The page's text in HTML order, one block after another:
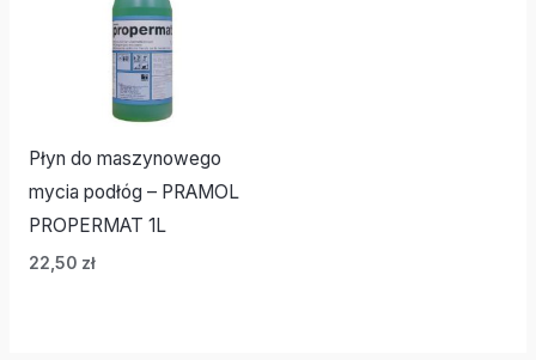
Płyn do maszynowego
mycia podłóg – PRAMOL
PROPERMAT 1L
22,50 zł